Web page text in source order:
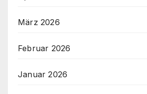
März 2026
Februar 2026
Januar 2026